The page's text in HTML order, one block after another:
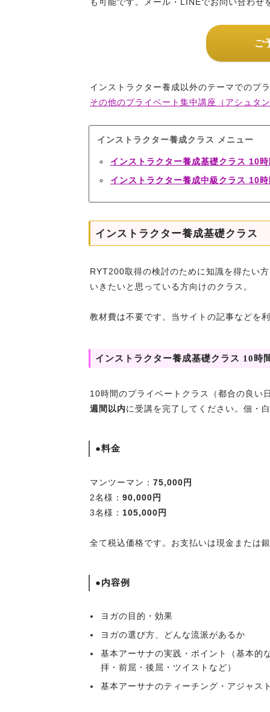
ご
インストラクター養成以外のテーマでのプ
その他のプライベート集中講座（アシュタ
インストラクター養成クラス メニュー
インストラクター養成基礎クラス 10
インストラクター養成中級クラス 10
インストラクター養成基礎クラス
RYT200取得の検討のために知識を得たい
いきたいと思っている方向けのクラス。
教材費は不要です。当サイトの記事などを
インストラクター養成基礎クラス 10時
10時間のプライベートクラス（都合の良い
週間以内に受講を完了してください。佃・
●料金
マンツーマン： 75,000円
2名様： 90,000円
3名様： 105,000円
全て税込価格です。お支払いは現金または
●内容例
ヨガの目的・効果
ヨガの選び方、どんな流派があるか
基本アーサナの実践・ポイント（基本的
拝・前屈・後屈・ツイストなど）
基本アーサナのティーチング・アジャス